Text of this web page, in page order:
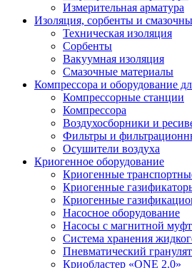
Измерительная арматура
Изоляция, сорбенты и
Техническая изоляция
Сорбенты
Вакуумная изоляция
Смазочные материалы
Компрессора и оборудование
Компрессорные станции
Компрессора
Воздухосборники и
Фильтры и
Осушители воздуха
Криогенное оборудование
Криогенные
Криогенные
Криогенные
Насосное оборудование
Насосы с магнитной
Система хранения
Пневматический
Криобластер «ONE 2.0»